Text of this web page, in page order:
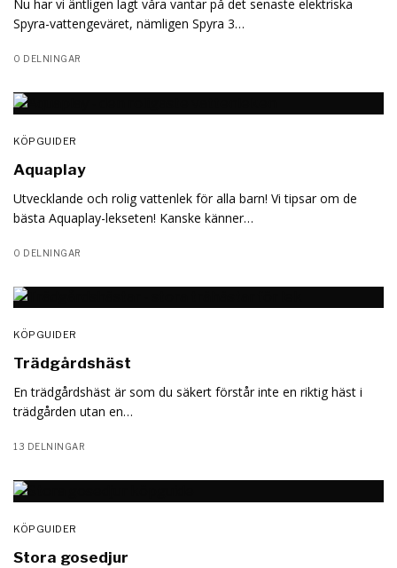
Nu har vi äntligen lagt våra vantar på det senaste elektriska
Spyra-vattengeväret, nämligen Spyra 3…
0 DELNINGAR
KÖPGUIDER
Aquaplay
Utvecklande och rolig vattenlek för alla barn! Vi tipsar om de
bästa Aquaplay-lekseten! Kanske känner…
0 DELNINGAR
KÖPGUIDER
Trädgårdshäst
En trädgårdshäst är som du säkert förstår inte en riktig häst i
trädgården utan en…
13 DELNINGAR
KÖPGUIDER
Stora gosedjur